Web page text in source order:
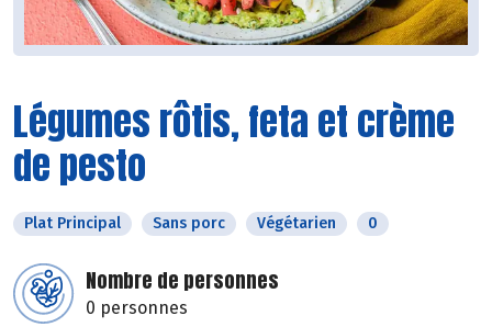
Légumes rôtis, feta et crème
de pesto
Plat Principal Sans porc Végétarien 0
Nombre de personnes
0 personnes